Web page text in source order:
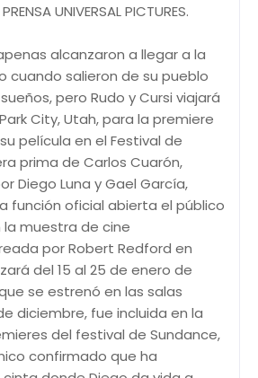
UNIVERSAL PICTURES.
alcanzaron a llegar a la
cuando salieron de su pueblo
pero Rudo y Cursi viajará
City, Utah, para la premiere
película en el Festival de
prima de Carlos Cuarón,
Diego Luna y Gael García,
función oficial abierta el público
muestra de cine
por Robert Redford en
del 15 al 25 de enero de
se estrenó en las salas
diciembre, fue incluida en la
del festival de Sundance,
confirmado que ha